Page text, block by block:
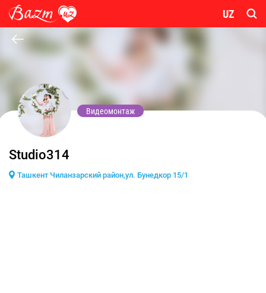
UZ
Видеомонтаж
Studio314
Ташкент Чиланзарский район,ул. Бунедкор 15/1